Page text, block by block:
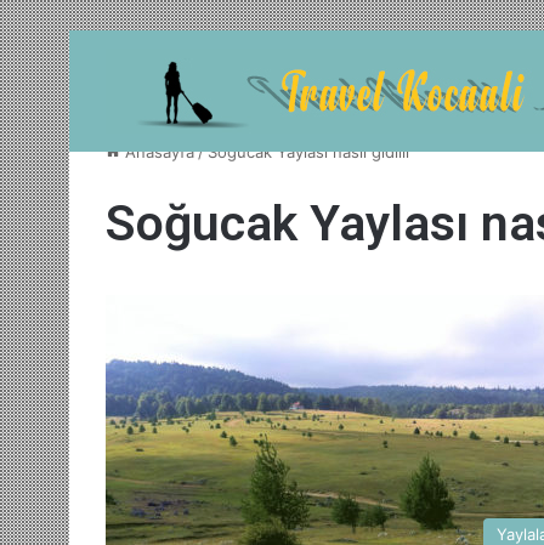
Anasayfa/Soğucak Yaylası nasıl gidilir
Soğucak Yaylası